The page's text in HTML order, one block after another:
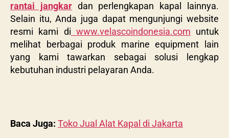
rantai jangkardan perlengkapan kapal lainnya.
Selain itu, Anda juga dapat mengunjungi website
resmi kami di www.velascoindonesia.com untuk
melihat berbagai produk marine equipment lain
yang kami tawarkan sebagai solusi lengkap
kebutuhan industri pelayaran Anda.
Baca Juga: Toko Jual Alat Kapal di Jakarta